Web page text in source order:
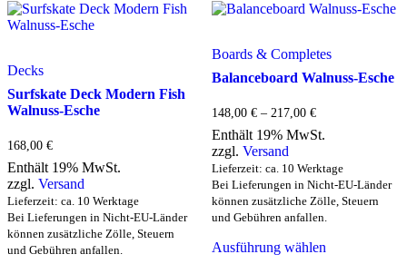
Decks
Surfskate Deck Modern Fish
Walnuss-Esche
168,00 €
Enthält 19% MwSt.
zzgl. Versand
Lieferzeit: ca. 10 Werktage
Bei Lieferungen in Nicht-EU-Länder
können zusätzliche Zölle, Steuern
und Gebühren anfallen.
Boards & Completes
Balanceboard Walnuss-Esche
148,00 € – 217,00 €Preisspanne:
bis
Enthält 19% MwSt.
zzgl. Versand
Lieferzeit: ca. 10 Werktage
Bei Lieferungen in Nicht-EU-Länder
können zusätzliche Zölle, Steuern
und Gebühren anfallen.
Ausführung wählenProdukt